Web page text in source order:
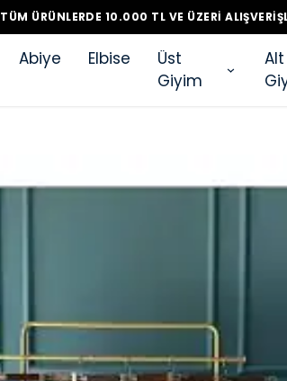
TÜM ÜRÜNLERDE 10.000 TL VE ÜZERI
Abiye Elbise
Üst
Giyim
Alt